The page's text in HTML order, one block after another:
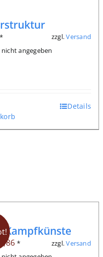
* zzgl.Versand
angegeben
Details
Kampfkünste
6,86Aktueller
* zzgl.Versand